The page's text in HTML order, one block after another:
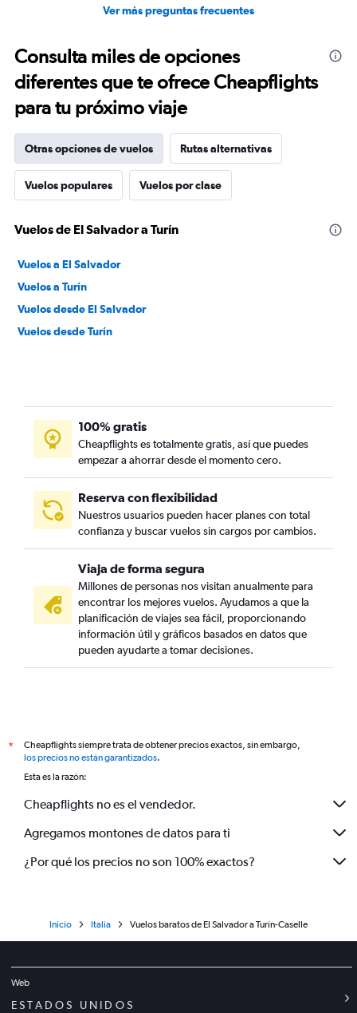
Ver más preguntas frecuentes
Consulta miles de opciones
diferentes que te ofrece Cheapflights
para tu próximo viaje
Otras opciones de vuelos Rutas alternativas
Vuelos populares Vuelos por clase
Vuelos de El Salvador a Turín
Vuelos a El Salvador
Vuelos a Turín
Vuelos desde El Salvador
Vuelos desde Turín
100% gratis
Cheapflights es totalmente gratis, así que puedes
empezar a ahorrar desde el momento cero.
Reserva con flexibilidad
Nuestros usuarios pueden hacer planes con total
confianza y buscar vuelos sin cargos por cambios.
Viaja de forma segura
Millones de personas nos visitan anualmente para
encontrar los mejores vuelos. Ayudamos a que la
planificación de viajes sea fácil, proporcionando
información útil y gráficos basados en datos que
pueden ayudarte a tomar decisiones.
*
Cheapflights siempre trata de obtener precios exactos, sin embargo,
los precios no están garantizados.
Esta es la razón:
Cheapflights no es el vendedor.
Agregamos montones de datos para ti
¿Por qué los precios no son 100% exactos?
Inicio Italia Vuelos baratos de El Salvador a Turín-Caselle
Web
ESTADOS UNIDOS